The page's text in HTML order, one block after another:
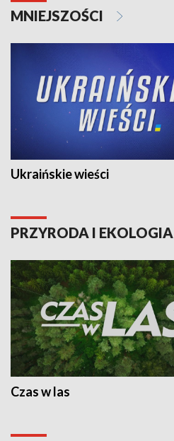
MNIEJSZOŚCI
Ukraińskie wieści
PRZYRODA I EKOLOGIA
Czas w las